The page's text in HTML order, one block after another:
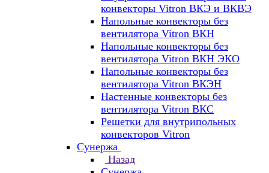
конвекторы Vitron ВКЭ и ВКВЭ
Напольные конвекторы без
вентилятора Vitron ВКН
Напольные конвекторы без
вентилятора Vitron ВКН ЭКО
Напольные конвекторы без
вентилятора Vitron ВКЭН
Настенные конвекторы без
вентилятора Vitron ВКС
Решетки для внутрипольных
конвекторов Vitron
Сунержа
Назад